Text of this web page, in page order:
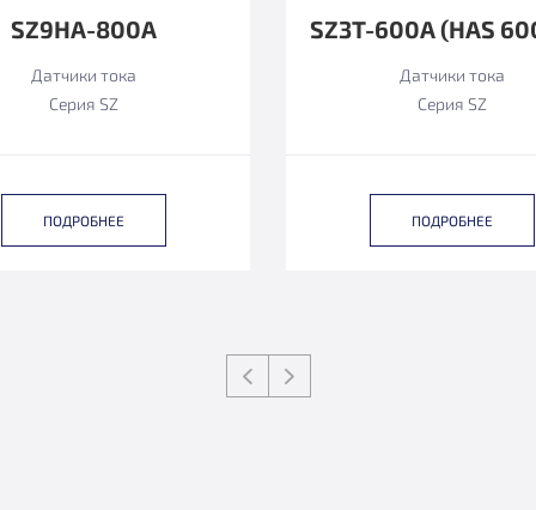
SZ9HA-800А
Датчики тока
Серия SZ
ПОДРОБНЕЕ
Датчики тока
Серия SZ
ПОДРОБНЕЕ